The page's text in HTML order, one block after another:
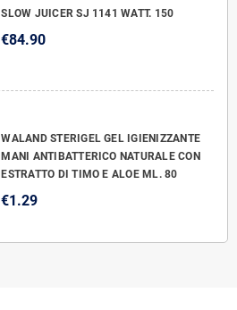
SLOW JUICER SJ 1141 WATT. 150
€84.90
WALAND STERIGEL GEL IGIENIZZANTE
MANI ANTIBATTERICO NATURALE CON
ESTRATTO DI TIMO E ALOE ML. 80
€1.29